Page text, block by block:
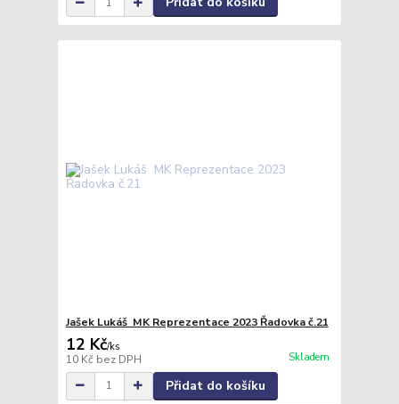
Jašek Lukáš MK Reprezentace 2023 Řadovka č.21
12 Kč/ks
10 Kč bez DPH Skladem
Přidat do košíku